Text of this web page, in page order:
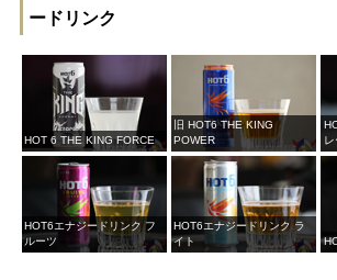
ードリンク
HOT 6 THE KING FORCE
旧 HOT6 THE KING
POWER
HOT6エナジードリンク フ
ルーツ
HOT6エナジードリンク ラ
イト